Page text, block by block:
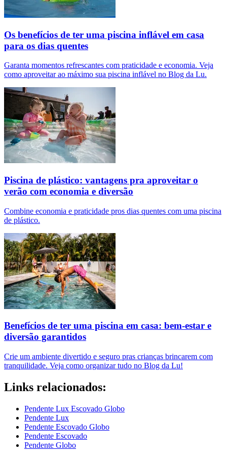
Os benefícios de ter uma piscina inflável em casa
para os dias quentes
Garanta momentos refrescantes com praticidade e economia. Veja
como aproveitar ao máximo sua piscina inflável no Blog da Lu.
Piscina de plástico: vantagens pra aproveitar o
verão com economia e diversão
Combine economia e praticidade pros dias quentes com uma piscina
de plástico.
Benefícios de ter uma piscina em casa: bem-estar e
diversão garantidos
Crie um ambiente divertido e seguro pras crianças brincarem com
tranquilidade. Veja como organizar tudo no Blog da Lu!
Links relacionados:
Pendente Lux Escovado Globo
Pendente Lux
Pendente Escovado Globo
Pendente Escovado
Pendente Globo